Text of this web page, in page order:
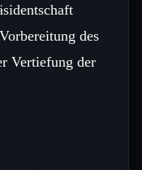
des
Vertiefung der